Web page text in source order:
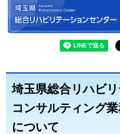
埼玉県 総合リハビリテーション
センター
埼玉県総合リハビ
コンサルティング
について